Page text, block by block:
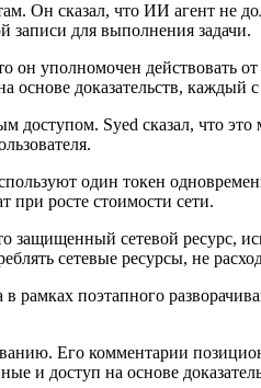
Он сказал, что ИИ агент не
записи для выполнения задачи.
уполномочен действовать
основе доказательств,
Syed сказал, что это
один токен
при росте стоимости сети.
защищенный сетевой ресурс,
сетевые ресурсы, не
рамках поэтапного
Его комментарии
доступ на основе